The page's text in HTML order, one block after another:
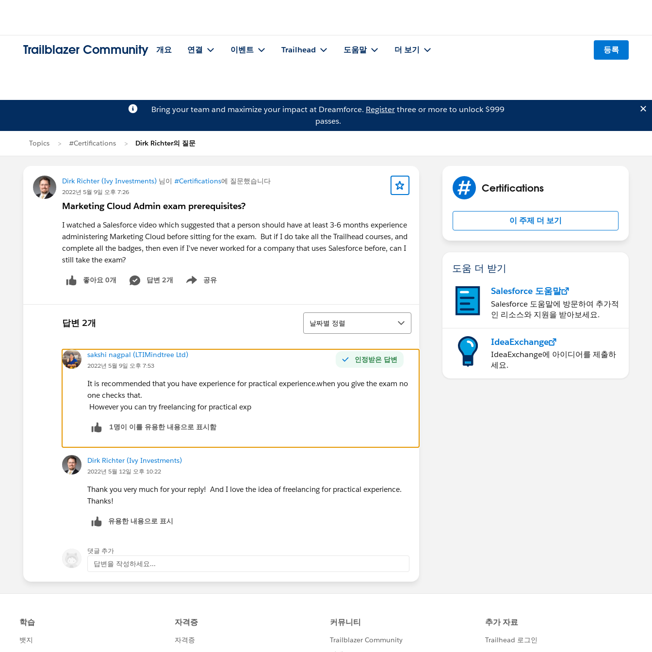
Trailblazer Community 개요 연결 이벤트 Trailhead 도움말 더 보기 등록
Bring your team and maximize your impact at Dreamforce. Registerthree or more to unlock $999
passes.
Topics #Certifications Dirk Richter의 질문
Dirk Richter (Ivy Investments) 님이 #Certifications에 질문했습니다
2022년 5월 9일 오후 7:26
Marketing Cloud Admin exam prerequisites?
I watched a Salesforce video which suggested that a person should have at least 3-6 months experience
administering Marketing Cloud before sitting for the exam. But if I do take all the Trailhead courses, and
complete all the badges, then even if I've never worked for a company that uses Salesforce before, can I
still take the exam?
좋아요 0개 답변 2개 공유
Show menu
답변 2개
정렬
날짜별 정렬
인정받은 답변
sakshi nagpal (LTIMindtree Ltd)
2022년 5월 9일 오후 7:53
It is recommended that you have experience for practical experience.when you give the exam no
one checks that.
However you can try freelancing for practical exp
1명이 이를 유용한 내용으로 표시함
Dirk Richter (Ivy Investments)
2022년 5월 12일 오후 10:22
Thank you very much for your reply! And I love the idea of freelancing for practical experience.
Thanks!
유용한 내용으로 표시
댓글 추가
답변을 작성하세요...
Certifications
이 주제 더 보기
도움 더 받기
Salesforce 도움말
Salesforce 도움말에 방문하여 추가적
인 리소스와 지원을 받아보세요.
IdeaExchange
IdeaExchange에 아이디어를 제출하
세요.